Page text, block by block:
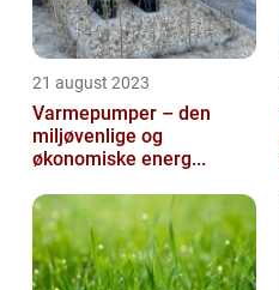
21 august 2023
Varmepumper – den
miljøvenlige og
økonomiske energ...